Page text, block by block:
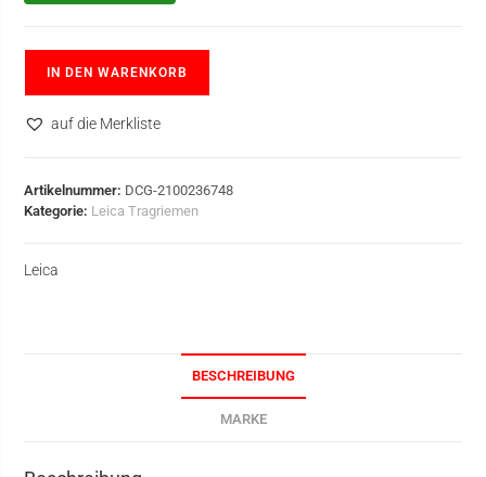
IN DEN WARENKORB
auf die Merkliste
Artikelnummer: DCG-2100236748
Kategorie: Leica Tragriemen
Leica
BESCHREIBUNG
MARKE